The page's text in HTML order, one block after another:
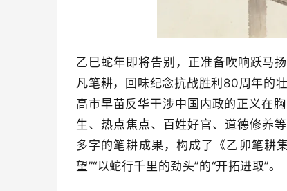
乙巳蛇年即将告别，正准备吹响跃马
凡笔耕，回味纪念抗战胜利80周年的
高市早苗反华干涉中国内政的正义在
生、热点焦点、百姓好官、道德修养
多字的笔耕成果，构成了《乙卯笔耕
望”“以蛇行千里的劲头”的“开拓进取”。